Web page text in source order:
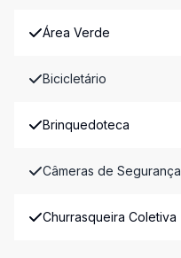
Área Verde
Bicicletário
Brinquedoteca
Câmeras de Segurança
Churrasqueira Coletiva